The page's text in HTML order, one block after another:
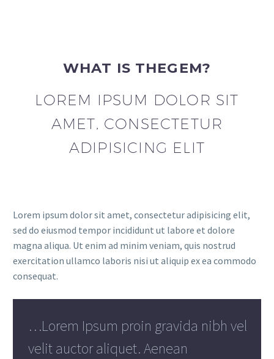
WHAT IS THEGEM?
LOREM IPSUM DOLOR SIT
AMET, CONSECTETUR
ADIPISICING ELIT
Lorem ipsum dolor sit amet, consectetur adipisicing elit,
sed do eiusmod tempor incididunt ut labore et dolore
magna aliqua. Ut enim ad minim veniam, quis nostrud
exercitation ullamco laboris nisi ut aliquip ex ea commodo
consequat.
…Lorem Ipsum proin gravida nibh vel
velit auctor aliquet. Aenean